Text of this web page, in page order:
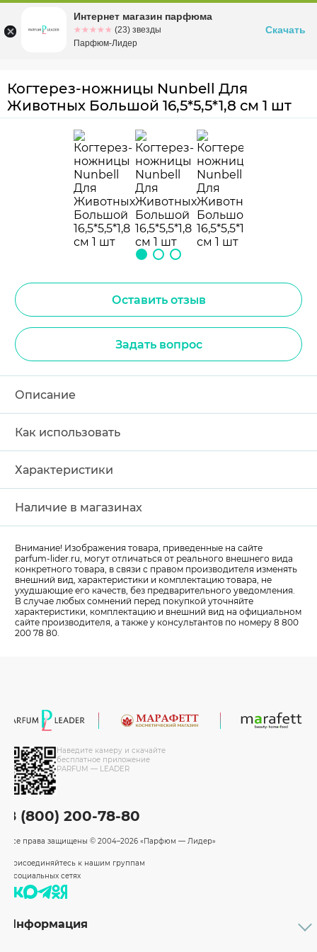
Омскул. Заозерная, 11, к. 1
Когтерез-ножницы Nunbell Для
Животных Большой 16,5*5,5*1,8 см 1 шт
Оставить отзыв
Задать вопрос
Описание
Как использовать
Характеристики
Наличие в магазинах
Внимание! Изображения товара, приведенные на сайте
parfum-lider.ru, могут отличаться от реального внешнего вида
конкретного товара, в связи с правом производителя изменять
внешний вид, характеристики и комплектацию товара, не
ухудшающие его качеств, без предварительного уведомления.
В случае любых сомнений перед покупкой уточняйте
характеристики, комплектацию и внешний вид на официальном
сайте производителя, а также у консультантов по номеру 8 800
200 78 80.
Наведите камеру и скачайте
бесплатное приложение
PARFUM — LEADER
8 (800) 200-78-80
Все права защищены © 2004–2026 «Парфюм — Лидер»
Присоединяйтесь к нашим группам
в социальных сетях
Информация
Интернет магазин парфюма
☆☆☆☆☆
★★★★★ (23) звезды
Парфюм-Лидер
Скачать